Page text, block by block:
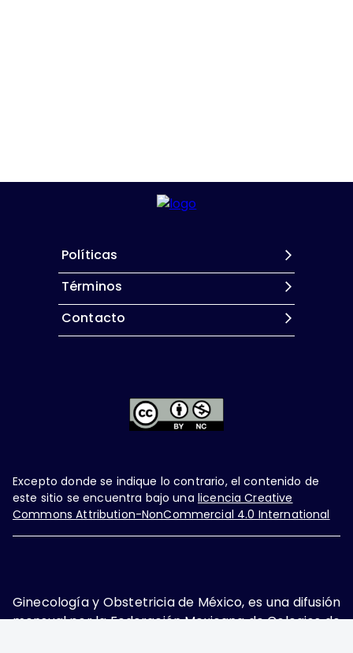
Políticas
Términos
Contacto
Excepto donde se indique lo contrario, el contenido de
este sitio se encuentra bajo una licencia Creative
Commons Attribution-NonCommercial 4.0 International
Ginecología y Obstetricia de México, es una difusión
mensual por la Federación Mexicana de Colegios de